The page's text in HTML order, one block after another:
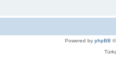
Powered by phpBB